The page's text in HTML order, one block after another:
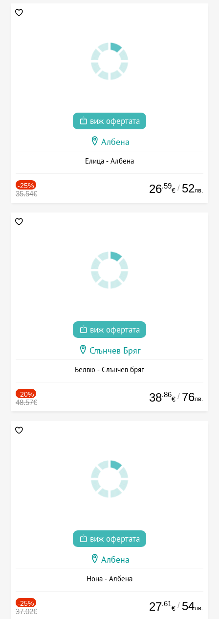
виж офертата
Албена
Елица - Албена
-25%
35.54€ 26.59
€ / 52лв.
виж офертата
Слънчев Бряг
Белвю - Слънчев бряг
-20%
48.57€ 38.86
€ / 76лв.
виж офертата
Албена
Нона - Албена
-25%
37.02€ 27.61
€ / 54лв.